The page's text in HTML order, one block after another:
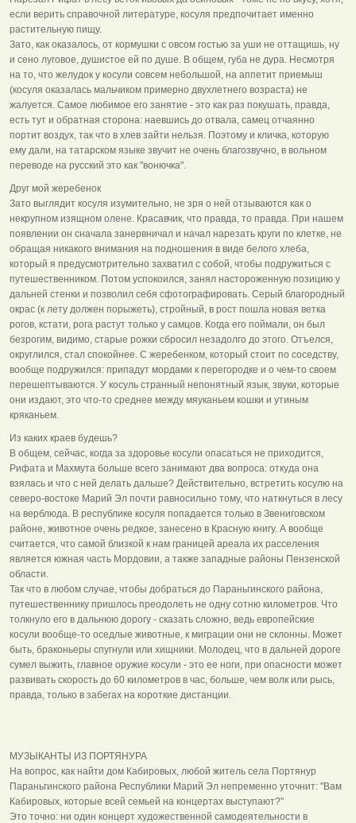
если верить справочной литературе, косуля предпочитает именно
растительную пищу.
Зато, как оказалось, от кормушки с овсом гостью за уши не оттащишь, ну
и сено луговое, душистое ей по душе. В общем, губа не дура. Несмотря
на то, что желудок у косули совсем небольшой, на аппетит приемыш
(косуля оказалась мальчиком примерно двухлетнего возраста) не
жалуется. Самое любимое его занятие - это как раз покушать, правда,
есть тут и обратная сторона: наевшись до отвала, самец отчаянно
портит воздух, так что в хлев зайти нельзя. Поэтому и кличка, которую
ему дали, на татарском языке звучит не очень благозвучно, в вольном
переводе на русский это как "вонючка".
Друг мой жеребенок
Зато выглядит косуля изумительно, не зря о ней отзываются как о
некрупном изящном олене. Красавчик, что правда, то правда. При нашем
появлении он сначала занервничал и начал нарезать круги по клетке, не
обращая никакого внимания на подношения в виде белого хлеба,
который я предусмотрительно захватил с собой, чтобы подружиться с
путешественником. Потом успокоился, занял настороженную позицию у
дальней стенки и позволил себя сфотографировать. Серый благородный
окрас (к лету должен порыжеть), стройный, в рост пошла новая ветка
рогов, кстати, рога растут только у самцов. Когда его поймали, он был
безрогим, видимо, старые рожки сбросил незадолго до этого. Отъелся,
округлился, стал спокойнее. С жеребенком, который стоит по соседству,
вообще подружился: припадут мордами к перегородке и о чем-то своем
перешептываются. У косуль странный непонятный язык, звуки, которые
они издают, это что-то среднее между мяуканьем кошки и утиным
кряканьем.
Из каких краев будешь?
В общем, сейчас, когда за здоровье косули опасаться не приходится,
Рифата и Махмута больше всего занимают два вопроса: откуда она
взялась и что с ней делать дальше? Действительно, встретить косулю на
северо-востоке Марий Эл почти равносильно тому, что наткнуться в лесу
на верблюда. В республике косуля попадается только в Звениговском
районе, животное очень редкое, занесено в Красную книгу. А вообще
считается, что самой близкой к нам границей ареала их расселения
является южная часть Мордовии, а также западные районы Пензенской
области.
Так что в любом случае, чтобы добраться до Параньгинского района,
путешественнику пришлось преодолеть не одну сотню километров. Что
толкнуло его в дальнюю дорогу - сказать сложно, ведь европейские
косули вообще-то оседлые животные, к миграции они не склонны. Может
быть, браконьеры спугнули или хищники. Молодец, что в дальней дороге
сумел выжить, главное оружие косули - это ее ноги, при опасности может
развивать скорость до 60 километров в час, больше, чем волк или рысь,
правда, только в забегах на короткие дистанции.
МУЗЫКАНТЫ ИЗ ПОРТЯНУРА
На вопрос, как найти дом Кабировых, любой житель села Портянур
Параньгинского района Республики Марий Эл непременно уточнит: "Вам
Кабировых, которые всей семьей на концертах выступают?"
Это точно: ни один концерт художественной самодеятельности в